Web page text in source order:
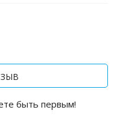
быть первым!